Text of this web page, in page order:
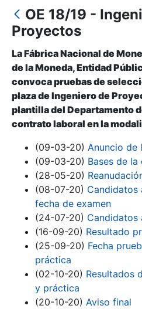
Show/Hide
Show/Hide
Show/Hide
OE 18/19 -
Proyectos
La Fábrica Nacional de
de la Moneda, Entidad
convoca pruebas de
plaza de Ingeniero de
plantilla del Departamento
contrato laboral en la
(09-03-20) Anuncio de
(09-03-20) Bases de
(28-05-20)
(08-07-20) Candidatos
fecha de examen
(24-07-20)
(16-09-20) Resultado
(25-09-20) Fecha
práctica
(02-10-20) Resultados
y práctica
(20-10-20) Aviso final